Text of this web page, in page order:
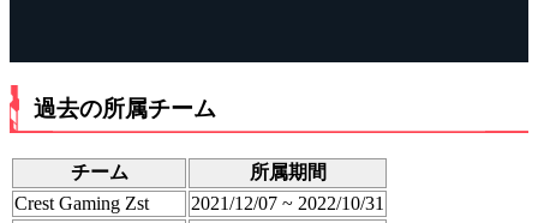
過去の所属チーム
チーム
所属期間
Crest Gaming Zst
2021/12/07 ~ 2022/10/31